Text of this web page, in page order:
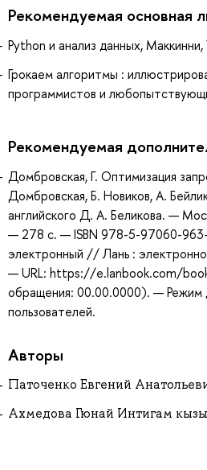
Рекомендуемая основная
Python и анализ данных,
Грокаем алгоритмы :
программистов и
Рекомендуемая
Домбровская, Г. Оптимизация
Домбровская, Б. Новиков, А.
английского Д. А. Беликова. —
— 278 с. — ISBN 978-5-97060-
электронный // Лань :
— URL: https://e.lanbook.com/
обращения: 00.00.0000). — Режим
пользователей.
Авторы
Паточенко Евгений
Ахмедова Гюнай Интигам кызы